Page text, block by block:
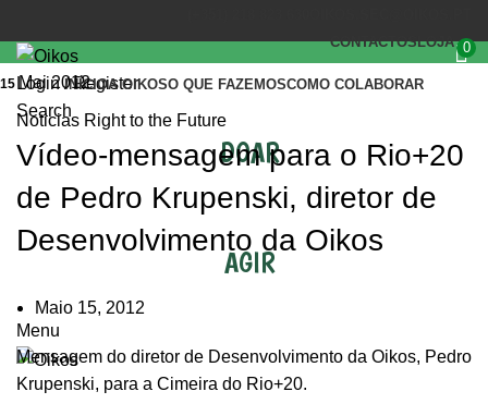
CONTACTOSLOJA 0
Login / Register
Search
INÍCIOA OIKOSO QUE FAZEMOSCOMO COLABORAR
DOAR
AGIR
Menu
Noticias Right to the Future
Vídeo-mensagem para o Rio+20
de Pedro Krupenski, diretor de
Desenvolvimento da Oikos
Maio 15, 2012
15 Mai 2012
Mensagem do diretor de Desenvolvimento da Oikos, Pedro
Krupenski, para a Cimeira do Rio+20.